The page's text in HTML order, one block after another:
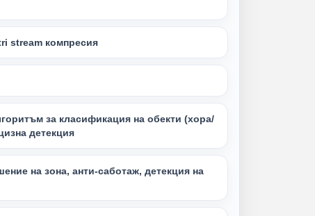
stream компресия
за класификация на обекти (хора/
детекция
на зона, анти-саботаж, детекция на